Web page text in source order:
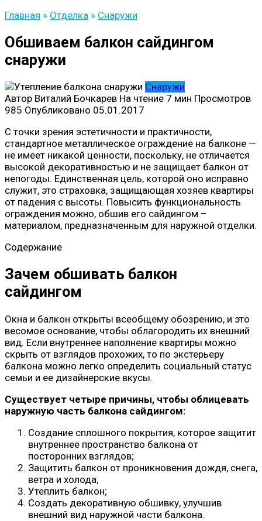
Главная » Отделка » Снаружи
Обшиваем балкон сайдингом
снаружи
Снаружи
Автор Виталий Бочкарев На чтение 7 мин Просмотров
985 Опубликовано 05.01.2017
С точки зрения эстетичности и практичности,
стандартное металлическое ограждение на балконе —
не имеет никакой ценности, поскольку, не отличается
высокой декоративностью и не защищает балкон от
непогоды. Единственная цель, которой оно исправно
служит, это страховка, защищающая хозяев квартиры
от падения с высоты. Повысить функциональность
ограждения можно, обшив его сайдингом –
материалом, предназначенным для наружной отделки.
Содержание
Зачем обшивать балкон
сайдингом
Окна и балкон открыты всеобщему обозрению, и это
весомое основание, чтобы облагородить их внешний
вид. Если внутреннее наполнение квартиры можно
скрыть от взглядов прохожих, то по экстерьеру
балкона можно легко определить социальный статус
семьи и ее дизайнерские вкусы.
Существует четыре причины, чтобы облицевать
наружную часть балкона сайдингом:
Создание сплошного покрытия, которое защитит
внутреннее пространство балкона от
посторонних взглядов;
Защитить балкон от проникновения дождя, снега,
ветра и холода;
Утеплить балкон;
Создать декоративную обшивку, улучшив
внешний вид наружной части балкона.